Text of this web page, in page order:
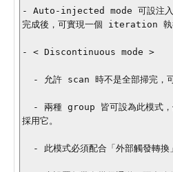
- Auto-injected mode 可設注入
完成後，可實現一個 iteration 執
- < Discontinuous mode >
採用它。